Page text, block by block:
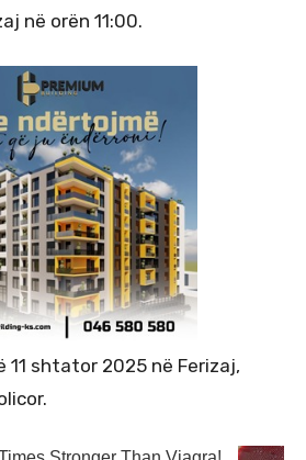
në orën 11:00.
11 shtator 2025 në Ferizaj,